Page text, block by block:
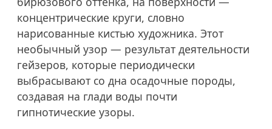
концентрические круги, словно
нарисованные кистью художника. Этот
необычный узор — результат деятельности
гейзеров, которые периодически
выбрасывают со дна осадочные породы,
создавая на глади воды почти
гипнотические узоры.